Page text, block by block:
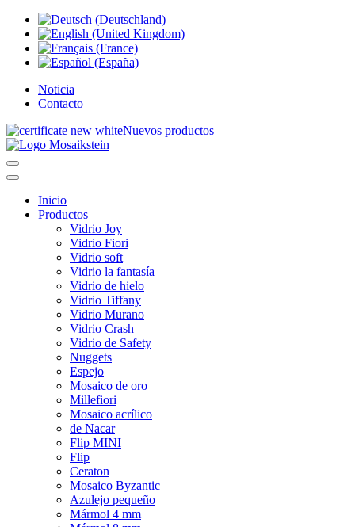
Noticia
Contacto
Nuevos productos
Inicio
Productos
Vidrio Joy
Vidrio Fiori
Vidrio soft
Vidrio la fantasía
Vidrio de hielo
Vidrio Tiffany
Vidrio Murano
Vidrio Crash
Vidrio de Safety
Nuggets
Espejo
Mosaico de oro
Millefiori
Mosaico acrílico
de Nacar
Flip MINI
Flip
Ceraton
Mosaico Byzantic
Azulejo pequeño
Mármol 4 mm